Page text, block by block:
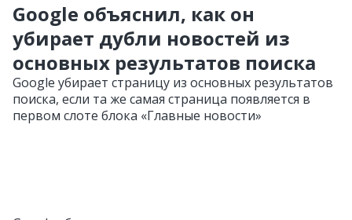
Google объяснил, как он
убирает дубли новостей из
основных результатов поиска
Google убирает страницу из основных результатов
поиска, если та же самая страница появляется в
первом слоте блока «Главные новости»